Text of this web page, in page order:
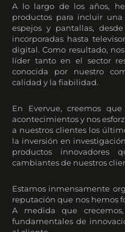
A lo largo de los años,
productos para incluir
espejos y pantallas,
incorporadas hasta
digital. Como resultado,
líder tanto en el sector
conocida por nuestro
calidad y la fiabilidad.
En Evervue, creemos
acontecimientos y nos
a nuestros clientes los
la inversión en
productos innovadores
cambiantes de nuestros
Estamos inmensamente
reputación que nos hemos
A medida que
fundamentales de